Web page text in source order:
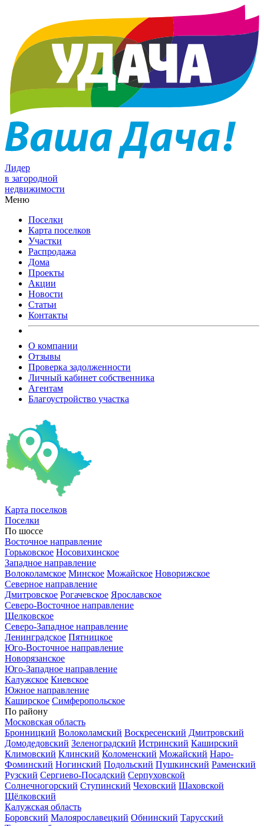
Лидер
в загородной
недвижимости
Меню
Поселки
Карта поселков
Участки
Распродажа
Дома
Проекты
Акции
Новости
Статьи
Контакты
О компании
Отзывы
Проверка задолженности
Личный кабинет собственника
Агентам
Благоустройство участка
Карта поселков
Поселки
По шоссе
Восточное направление
Горьковское Носовихинское
Западное направление
Волоколамское Минское Можайское Новорижское
Северное направление
Дмитровское Рогачевское Ярославское
Северо-Восточное направление
Щелковское
Северо-Западное направление
Ленинградское Пятницкое
Юго-Восточное направление
Новорязанское
Юго-Западное направление
Калужское Киевское
Южное направление
Каширское Симферопольское
По району
Московская область
Бронницкий Волоколамский Воскресенский Дмитровский
Домодедовский Зеленоградский Истринский Каширский
Климовский Клинский Коломенский Можайский Наро-
Фоминский Ногинский Подольский Пушкинский Раменский
Рузский Сергиево-Посадский Серпуховской
Солнечногорский Ступинский Чеховский Шаховской
Щёлковский
Калужская область
Боровский Малоярославецкий Обнинский Тарусский